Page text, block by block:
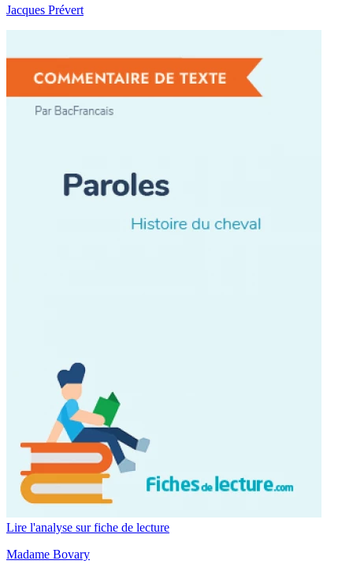
Jacques Prévert
Lire l'analyse sur fiche de lecture
Madame Bovary